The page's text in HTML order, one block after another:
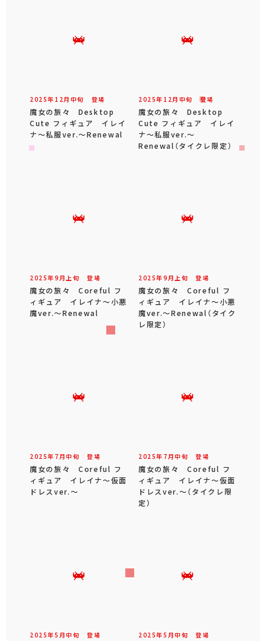
2025年 12 月 中旬 登場
魔女の旅々 Desktop
Cute フィギュア イレイ
ナ～私服ver.～Renewal
2025年 12 月 中旬 登場
魔女の旅々 Desktop
Cute フィギュア イレイ
ナ～私服ver.～
Renewal（タイクレ限定）
2025年9 月 上旬 登場
魔女の旅々 Coreful フ
ィギュア イレイナ～小悪
魔ver.～Renewal
2025年9 月 上旬 登場
魔女の旅々 Coreful フ
ィギュア イレイナ～小悪
魔ver.～Renewal（タイク
レ限定）
2025年 7 月中旬 登場
魔女の旅々 Coreful フ
ィギュア イレイナ～仮面
ドレスver.～
2025年 7 月中旬 登場
魔女の旅々 Coreful フ
ィギュア イレイナ～仮面
ドレスver.～（タイクレ限
定）
2025年5 月中旬 登場 2025年5 月中旬 登場